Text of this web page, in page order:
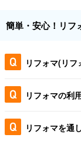
簡単・安心！リフ
リフォマ(リフ
リフォマの利
リフォマを通